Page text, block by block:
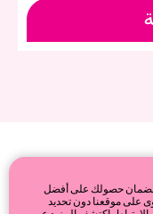
لضمان حصولك على أفضل
على موقعنا دون تحديد